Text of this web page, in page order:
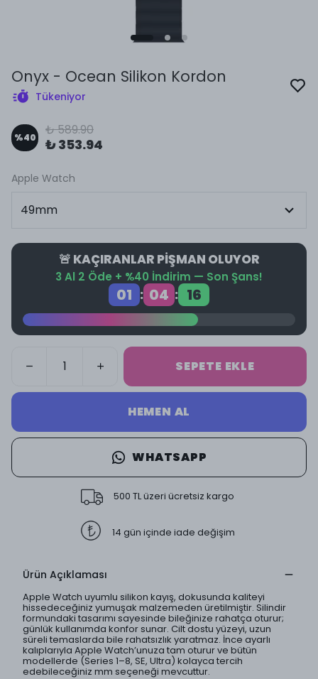
Onyx - Ocean Silikon Kordon
Tükeniyor
%40 ₺ 589.90
₺ 353.94
Apple Watch
🚨 KAÇIRANLAR PİŞMAN OLUYOR
3 Al 2 Öde + %40 İndirim — Son Şans!
01 : 04 : 16
SEPETE EKLE
HEMEN AL
WHATSAPP
500 TL üzeri ücretsiz kargo
14 gün içinde iade değişim
Ürün Açıklaması
Apple Watch uyumlu silikon kayış, dokusunda kaliteyi
hissedeceğiniz yumuşak malzemeden üretilmiştir. Silindir
formundaki tasarımı sayesinde bileğinize rahatça oturur;
günlük kullanımda konfor sunar. Cilt dostu yüzeyi, uzun
süreli temaslarda bile rahatsızlık yaratmaz. İnce ayarlı
kalıplarıyla Apple Watch’unuza tam oturur ve bütün
modellerde (Series 1–8, SE, Ultra) kolayca tercih
edebileceğiniz mm seçeneği mevcuttur.